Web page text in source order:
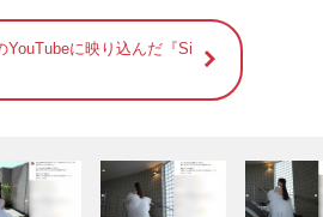
YouTubeに映り込んだ『Si